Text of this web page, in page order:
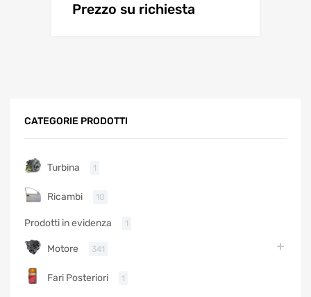
Prezzo su richiesta
CATEGORIE PRODOTTI
Turbina 1
Ricambi 10
Prodotti in evidenza 1
Motore 341
Fari Posteriori 1